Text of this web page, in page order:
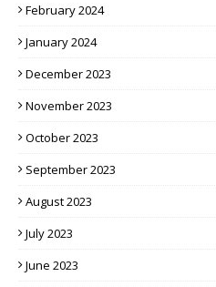
February 2024
January 2024
December 2023
November 2023
October 2023
September 2023
August 2023
July 2023
June 2023